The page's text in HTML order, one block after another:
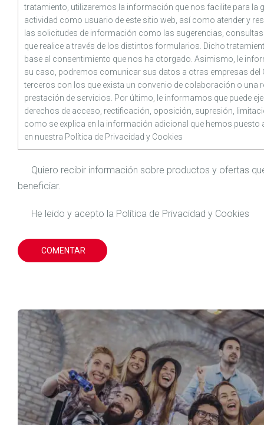
tratamiento, utilizaremos la información que nos facilite para la
actividad como usuario de este sitio web, así como atender y
las solicitudes de información como las sugerencias,
que realice a través de los distintos formularios. Dicho
base al consentimiento que nos ha otorgado. Asimismo, le
su caso, podremos comunicar sus datos a otras empresas del
terceros con los que exista un convenio de colaboración o una
prestación de servicios. Por último, le informamos que puede
derechos de acceso, rectificación, oposición, supresión,
como se explica en la información adicional que hemos puesto
en nuestra Política de Privacidad y Cookies
Quiero recibir información sobre productos y ofertas
beneficiar.
He leido y acepto la Política de Privacidad y Cookies
COMENTAR